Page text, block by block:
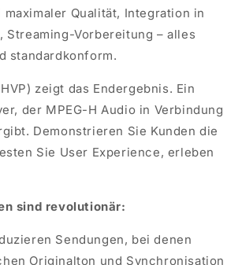
maximaler Qualität, Integration in
Streaming-Vorbereitung – alles
standardkonform.
zeigt das Endergebnis. Ein
der MPEG-H Audio in Verbindung
Demonstrieren Sie Kunden die
Sie User Experience, erleben
sind revolutionär:
Sendungen, bei denen
Originalton und Synchronisation